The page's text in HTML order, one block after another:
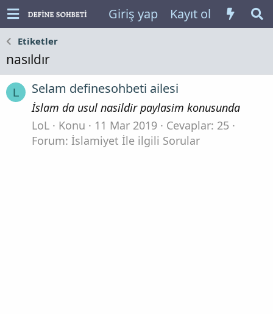
Giriş yap Kayıt ol
Etiketler
nasıldır
L Selam definesohbeti ailesi
İslam da usul nasildir paylasim konusunda
LoL
Konu 11 Mar 2019
Cevaplar: 25
Forum: İslamiyet İle ilgili Sorular